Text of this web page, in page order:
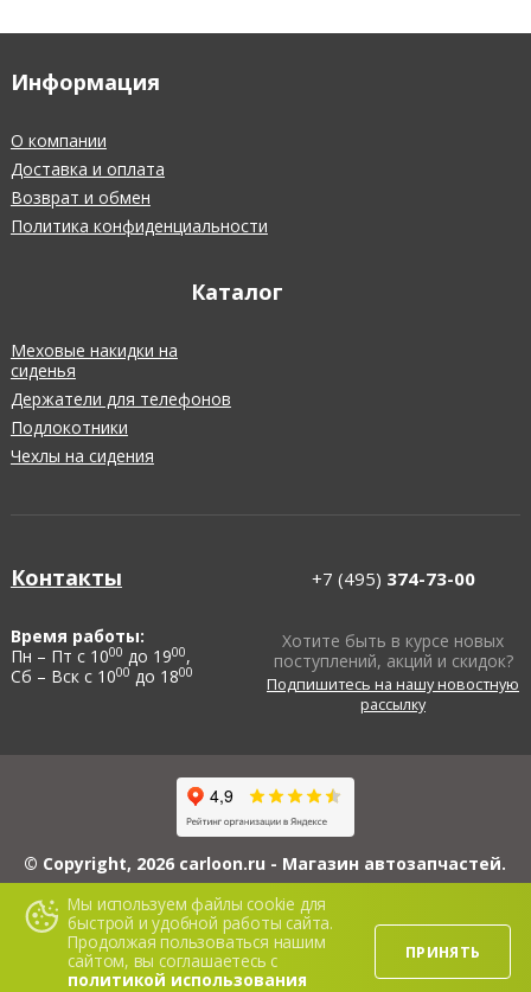
Информация
О компании
Доставка и оплата
Возврат и обмен
Политика конфиденциальности
Каталог
Меховые накидки на
сиденья
Держатели для телефонов
Подлокотники
Чехлы на сидения
Контакты
Время работы:
Пн – Пт с 1000 до 1900,
Сб – Вск с 1000 до 1800
+7 (495) 374-73-00
Хотите быть в курсе новых
поступлений, акций и скидок?
Подпишитесь на нашу новостную
рассылку
© Copyright, 2026 carloon.ru - Магазин автозапчастей.
Республика Удмуртская, г. Ижевск, ул. 5-я Подлесная, д. 3, кв. 116.
Сайт www.carloon.ru носит исключительно информационный характер и ни
при каких условиях не является публичной офертой. Для получения
подробной информации о стоимости материалов, пожалуйста, обращайтесь
в офис продаж.
Мы используем файлы cookie для
быстрой и удобной работы сайта.
Продолжая пользоваться нашим
сайтом, вы соглашаетесь с
политикой использования
ПРИНЯТЬ